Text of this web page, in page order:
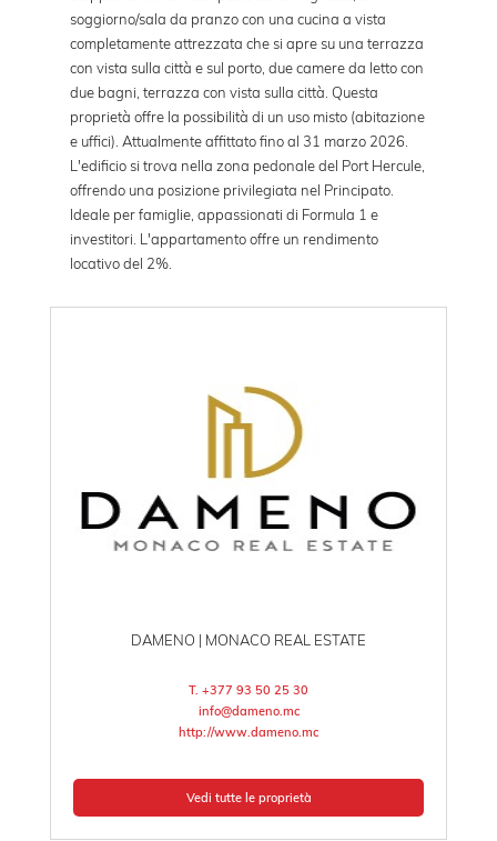
soggiorno/sala da pranzo con una cucina a vista
completamente attrezzata che si apre su una terrazza
con vista sulla città e sul porto, due camere da letto con
due bagni, terrazza con vista sulla città. Questa
proprietà offre la possibilità di un uso misto (abitazione
e uffici). Attualmente affittato fino al 31 marzo 2026.
L'edificio si trova nella zona pedonale del Port Hercule,
offrendo una posizione privilegiata nel Principato.
Ideale per famiglie, appassionati di Formula 1 e
investitori. L'appartamento offre un rendimento
locativo del 2%.
DAMENO | MONACO REAL ESTATE
T. +377 93 50 25 30
info@dameno.mc
http://www.dameno.mc
Vedi tutte le proprietà